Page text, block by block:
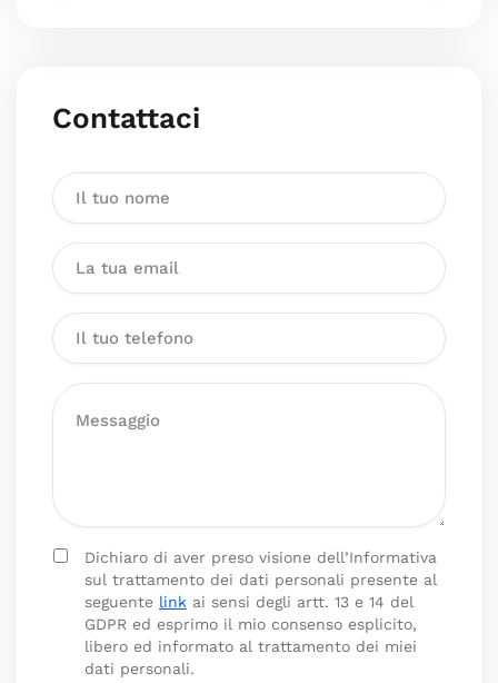
Contattaci
Dichiaro di aver preso visione dell’Informativa
sul trattamento dei dati personali presente al
seguente link ai sensi degli artt. 13 e 14 del
GDPR ed esprimo il mio consenso esplicito,
libero ed informato al trattamento dei miei
dati personali.